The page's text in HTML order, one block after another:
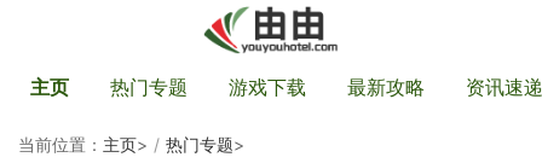
主页 热门专题 游戏下载 最新攻略 资讯速递
当前位置： 主页> 热门专题>